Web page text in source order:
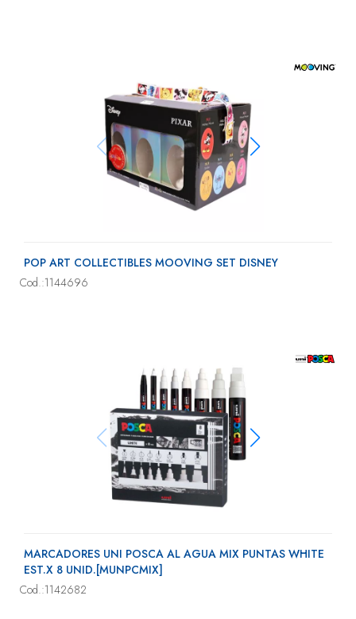
POP ART COLLECTIBLES MOOVING SET DISNEY
Cod.:1144696
MARCADORES UNI POSCA AL AGUA MIX PUNTAS WHITE
EST.X 8 UNID.[MUNPCMIX]
Cod.:1142682